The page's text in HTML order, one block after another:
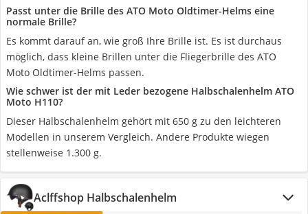
Passt unter die Brille des ATO Moto Oldtimer-Helms eine
normale Brille?
Es kommt darauf an, wie groß Ihre Brille ist. Es ist durchaus
möglich, dass kleine Brillen unter die Fliegerbrille des ATO
Moto Oldtimer-Helms passen.
Wie schwer ist der mit Leder bezogene Halbschalenhelm ATO
Moto H110?
Dieser Halbschalenhelm gehört mit 650 g zu den leichteren
Modellen in unserem Vergleich. Andere Produkte wiegen
stellenweise 1.300 g.
Aclffshop Halbschalenhelm